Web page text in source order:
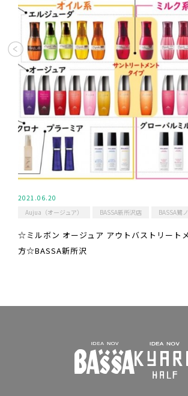
2021.06.20
Aujua（オージュア）
BASSA新所沢店 BASSA鷺
☆ミルボン オージュア アウトバストリート
方☆BASSA新所沢